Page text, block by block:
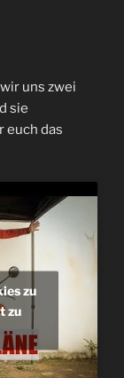
uns zwei
sie
euch das
zu
zu